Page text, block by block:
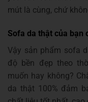
mút là cùng, chứ
Sofa da thật của bạn
Vậy sản phẩm sofa
độ bền đẹp theo
muốn hay không?
da thật 100% đảm